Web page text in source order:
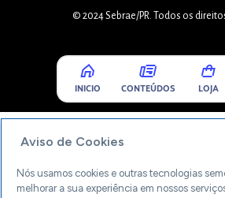
© 2024 Sebrae/PR. Todos os
INICIO CONTEÚDOS LOJA
Aviso de Cookies
Nós usamos cookies e outras tecnologias
melhorar a sua experiência em nossos